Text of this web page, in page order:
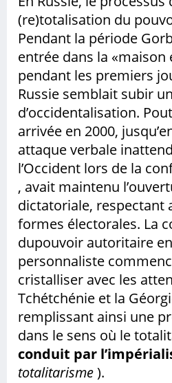
(re)totalisation du
Pendant la période
entrée dans la «maison
pendant les premiers
Russie semblait subir
d’occidentalisation.
arrivée en 2000,
attaque verbale
l’Occident lors de la
, avait maintenu
dictatoriale, respectant
formes électorales. La
dupouvoir autoritaire
personnaliste
cristalliser avec les
Tchétchénie et la
remplissant ainsi une
dans le sens où le
conduit par
totalitarisme).